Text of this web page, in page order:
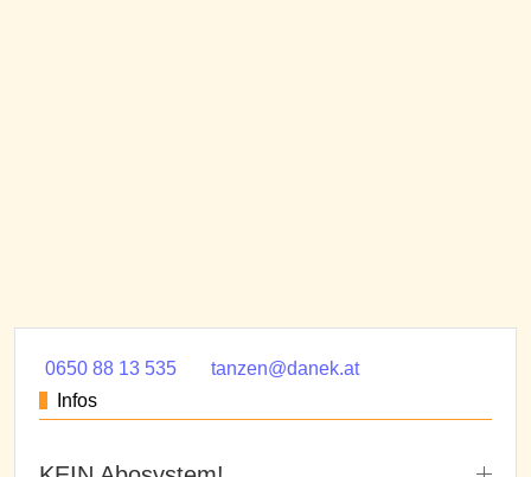
0650 88 13 535
tanzen@danek.at
Infos